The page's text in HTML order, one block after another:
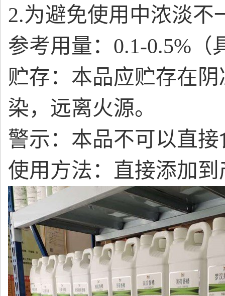
2.为避免使用中浓淡不
参考用量：0.1-0.5%
贮存：本品应贮存在
染，远离火源。
警示：本品不可以直
使用方法：直接添加